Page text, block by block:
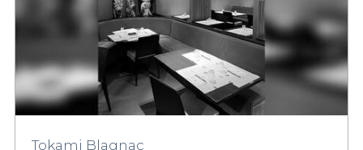
Tokami Blagnac